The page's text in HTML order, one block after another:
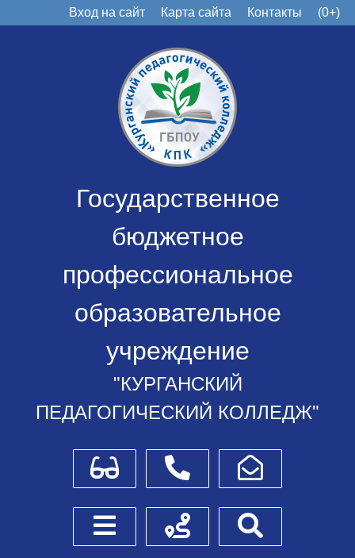
Вход на сайт Карта сайта Контакты (0+)
Государственное
бюджетное
профессиональное
образовательное
учреждение
"КУРГАНСКИЙ
ПЕДАГОГИЧЕСКИЙ КОЛЛЕДЖ"
Для слабовидящихТелефоныНаписать обращение
Боковое менюСхема проезда